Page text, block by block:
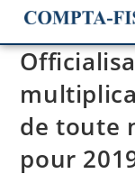
de toute
pour